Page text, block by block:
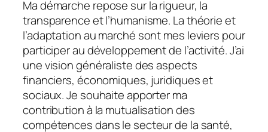
Ma démarche repose sur la rigueur, la
transparence et l’humanisme. La théorie et
l’adaptation au marché sont mes leviers pour
participer au développement de l’activité. J’ai
une vision généraliste des aspects
financiers, économiques, juridiques et
sociaux. Je souhaite apporter ma
contribution à la mutualisation des
compétences dans le secteur de la santé,